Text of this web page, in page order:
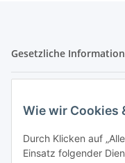
Wie wir Cookies
Durch Klicken auf
Einsatz folgender
Gesetzliche